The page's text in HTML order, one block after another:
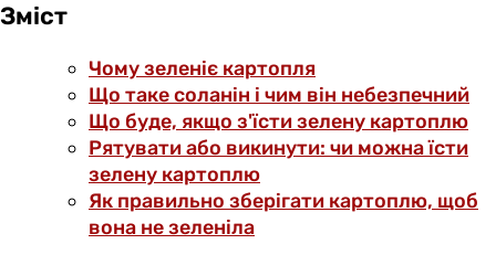
Зміст
Чому зеленіє картопля
Що таке соланін і чим він небезпечний
Що буде, якщо з'їсти зелену картоплю
Рятувати або викинути: чи можна їсти
зелену картоплю
Як правильно зберігати картоплю, щоб
вона не зеленіла